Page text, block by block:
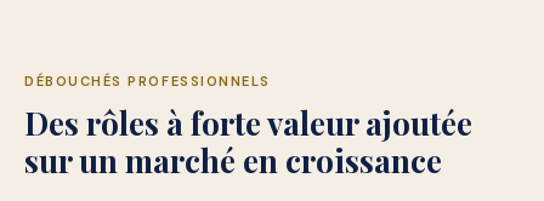
DÉBOUCHÉS PROFESSIONNELS
Des rôles à forte valeur ajoutée
sur un marché en croissance